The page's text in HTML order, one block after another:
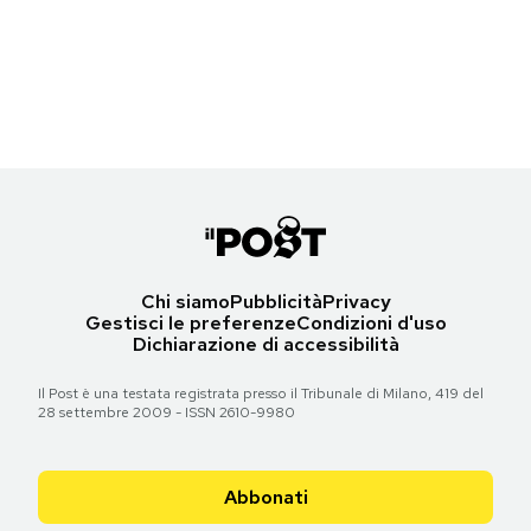
Chi siamoPubblicitàPrivacy
Gestisci le preferenzeCondizioni d'uso
Dichiarazione di accessibilità
Il Post è una testata registrata presso il Tribunale di Milano, 419 del
28 settembre 2009 - ISSN 2610-9980
Abbonati